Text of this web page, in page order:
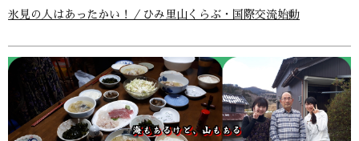
氷見の人はあったかい！／ひみ里山くらぶ・国際交流始動